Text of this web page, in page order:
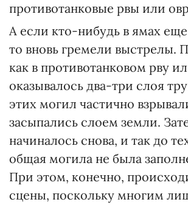
противотанковые рвы или
А если кто-нибудь в ямах
то вновь гремели выстрелы.
как в противотанковом рву
оказывалось два-три слоя
этих могил частично
засыпались слоем земли.
начиналось снова, и так до
общая могила не была
При этом, конечно,
сцены, поскольку многим